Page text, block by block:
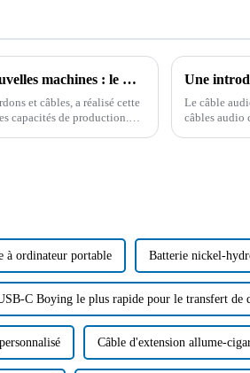
Améliorer l'efficacité de la production avec de nouvelles machines : le moteur de l'innovation chez Shenzhen Boying Energy Co., Ltd.
et câbles, a réalisé cette
capacités de production.
Une
Le câble
câbles audio
à ordinateur portable Batterie nickel-
C Boying le plus rapide pour le transfert de
Câble d'extension allume-